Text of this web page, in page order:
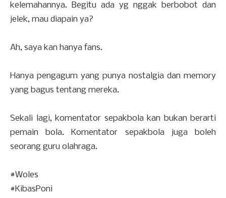
kelemahannya. Begitu ada yg nggak berbobot dan
jelek, mau diapain ya?
Ah, saya kan hanya fans.
Hanya pengagum yang punya nostalgia dan memory
yang bagus tentang mereka.
Sekali lagi, komentator sepakbola kan bukan berarti
pemain bola. Komentator sepakbola juga boleh
seorang guru olahraga.
#Woles
#KibasPoni